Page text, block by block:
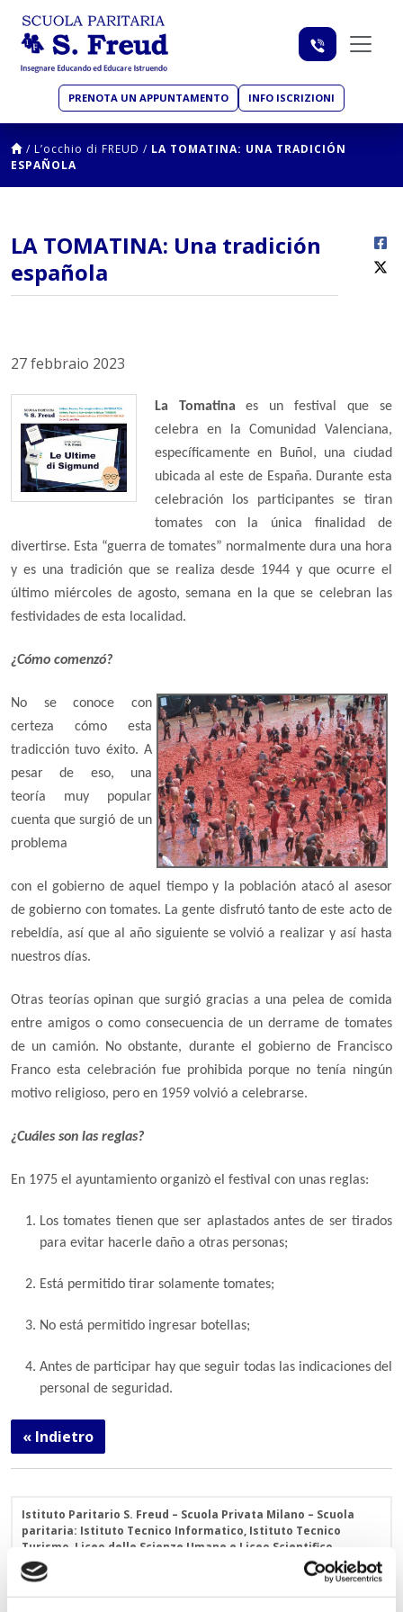
PRENOTA UN APPUNTAMENTO INFO ISCRIZIONI
/ L’occhio di FREUD / LA TOMATINA: UNA TRADICIÓN
ESPAÑOLA
LA TOMATINA: Una tradición
española
27 febbraio 2023
La Tomatina es un festival que se
celebra en la Comunidad Valenciana,
específicamente en Buñol, una ciudad
ubicada al este de España. Durante esta
celebración los participantes se tiran
tomates con la única finalidad de
divertirse. Esta “guerra de tomates” normalmente dura una hora
y es una tradición que se realiza desde 1944 y que ocurre el
último miércoles de agosto, semana en la que se celebran las
festividades de esta localidad.
¿Cómo comenzó?
No se conoce con
certeza cómo esta
tradicción tuvo éxito. A
pesar de eso, una
teoría muy popular
cuenta que surgió de un
problema
con el gobierno de aquel tiempo y la población atacó al asesor
de gobierno con tomates. La gente disfrutó tanto de este acto de
rebeldía, así que al año siguiente se volvió a realizar y así hasta
nuestros días.
Otras teorías opinan que surgió gracias a una pelea de comida
entre amigos o como consecuencia de un derrame de tomates
de un camión. No obstante, durante el gobierno de Francisco
Franco esta celebración fue prohibida porque no tenía ningún
motivo religioso, pero en 1959 volvió a celebrarse.
¿Cuáles son las reglas?
En 1975 el ayuntamiento organizò el festival con unas reglas:
Los tomates tienen que ser aplastados antes de ser tirados
para evitar hacerle daño a otras personas;
Está permitido tirar solamente tomates;
No está permitido ingresar botellas;
Antes de participar hay que seguir todas las indicaciones del
personal de seguridad.
« Indietro
Istituto Paritario S. Freud – Scuola Privata Milano – Scuola
paritaria: Istituto Tecnico Informatico, Istituto Tecnico
Turismo, Liceo delle Scienze Umane e Liceo Scientifico
Via Accademia, 26/29 Milano – Viale Fulvio Testi, 7 Milano – Tel.
02.29409829
Scuola Superiore Paritaria Milano-Scuola Privata Informatica